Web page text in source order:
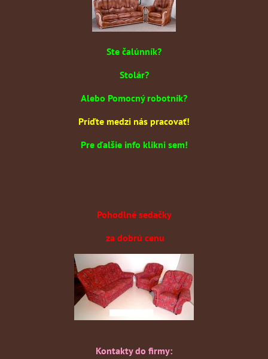
Ste čalúnník?
Stolár?
Alebo Pomocný robotník?
Príďte medzi nás pracovať!
Pre ďalšie info klikni sem!
Pohodlné sedačky
za dobrú cenu
Kontakty do firmy: